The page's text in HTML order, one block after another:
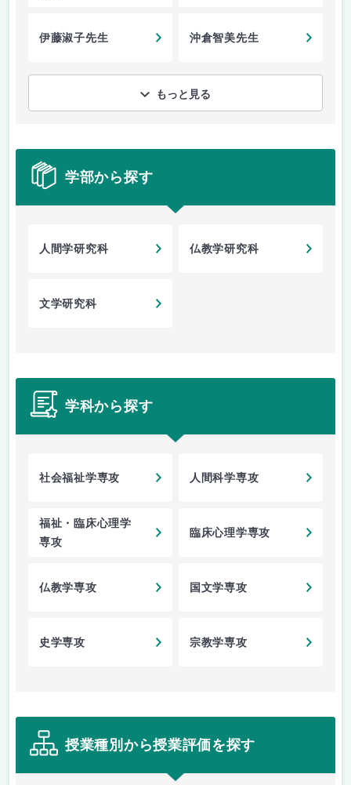
伊藤淑子先生 沖倉智美先生
もっと見る
学部から探す
人間学研究科 仏教学研究科
文学研究科
学科から探す
社会福祉学専攻 人間科学専攻
福祉・臨床心理学
専攻
臨床心理学専攻
仏教学専攻 国文学専攻
史学専攻 宗教学専攻
授業種別から授業評価を探す